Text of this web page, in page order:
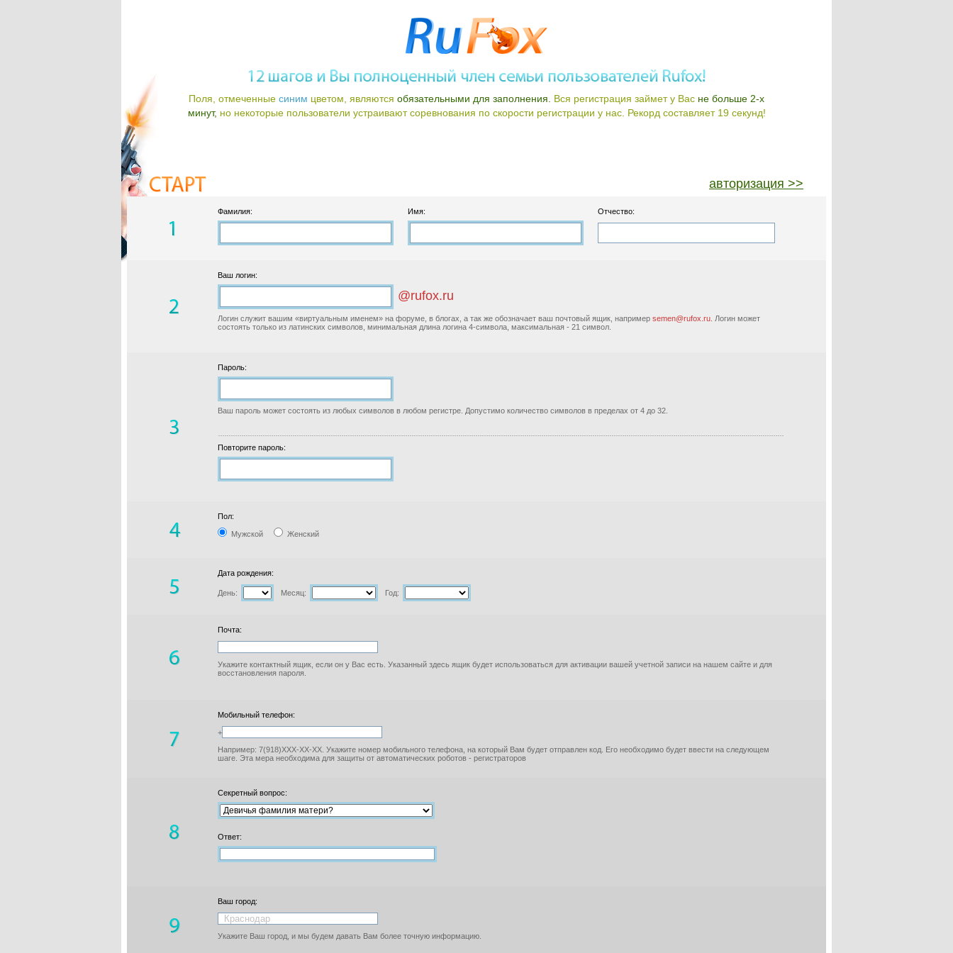
Поля, отмеченные синим цветом, являются обязательными для заполнения. Вся регистрация займет у Вас не больше 2-х
минут, но некоторые пользователи устраивают соревнования по скорости регистрации у нас. Рекорд составляет 19 секунд!
авторизация >>
Фамилия: Имя: Отчество:
Ваш логин:
@rufox.ru
Логин служит вашим «виртуальным именем» на форуме, в блогах, а так же обозначает ваш почтовый ящик, например semen@rufox.ru. Логин может
состоять только из латинских символов, минимальная длина логина 4-символа, максимальная - 21 символ.
Пароль:
Ваш пароль может состоять из любых символов в любом регистре. Допустимо количество символов в пределах от 4 до 32.
Повторите пароль:
Пол:
Мужской Женский
Дата рождения:
День: Месяц: Год:
Почта:
Укажите контактный ящик, если он у Вас есть. Указанный здесь ящик будет использоваться для активации вашей учетной записи на нашем сайте и для
восстановления пароля.
Мобильный телефон:
+
Например: 7(918)XXX-XX-XX. Укажите номер мобильного телефона, на который Вам будет отправлен код. Его необходимо будет ввести на следующем
шаге. Эта мера необходима для защиты от автоматических роботов - регистраторов
Секретный вопрос:
Ответ:
Ваш город:
Укажите Ваш город, и мы будем давать Вам более точную информацию.